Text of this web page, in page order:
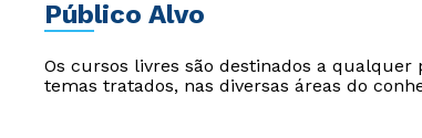
Público Alvo
Os cursos livres são destinados a
temas tratados, nas diversas áreas do